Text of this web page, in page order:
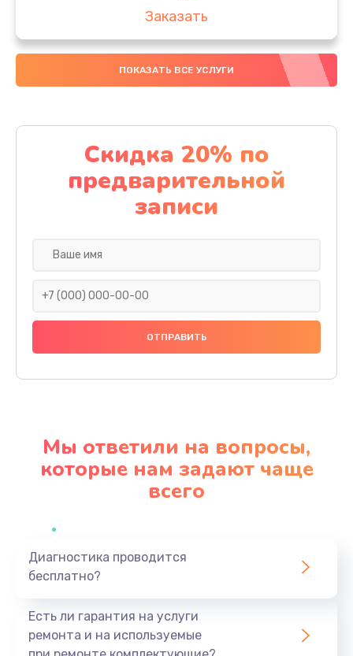
Заказать
Замена передней камеры
490 руб.
Замена полифонического динамика
390 руб.
Заказать
Сбор/Разбор
1490 руб.
Заказать
Замена кнопки Home (домой)
Замена сканера отпечатка
Заказать
ПОКАЗАТЬ ВСЕ УСЛУГИ
Скидка 20% по
предварительной
записи
Мы ответили на вопросы,
которые нам задают чаще
всего
Диагностика проводится
бесплатно?
Есть ли гарантия на услуги
ремонта и на используемые